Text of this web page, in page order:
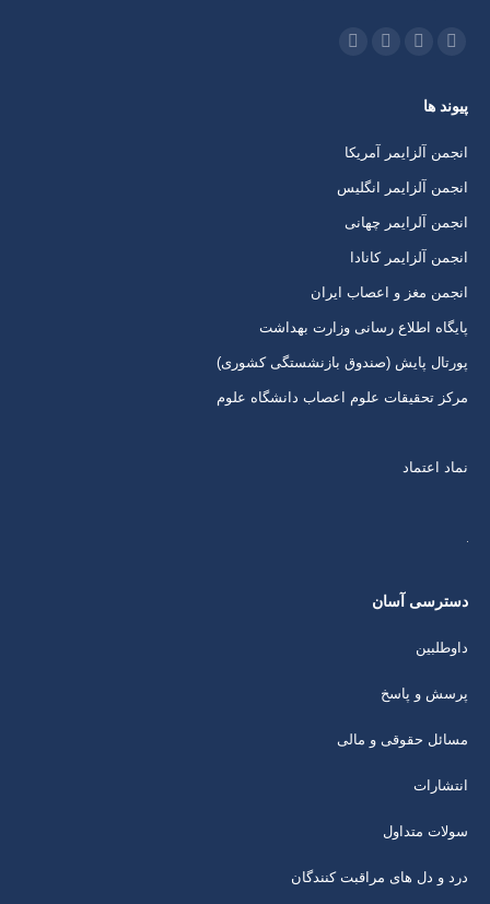
ما را دنبال کنید در:
کردن
پنجره
جدید
پنجره
جدید
پنجره
جدید
پنجره
جدید
پیوند ها
انجمن آلزایمر آمریکا
انجمن آلزایمر انگلیس
انجمن آلرایمر چهانی
انجمن آلزایمر کانادا
انجمن مغز و اعصاب ایران
پایگاه اطلاع رسانی وزارت بهداشت
پورتال پایش (صندوق بازنشستگی کشوری)
مرکز تحقیقات علوم اعصاب دانشگاه علوم
نماد اعتماد
دسترسی آسان
داوطلبین
پرسش و پاسخ
مسائل حقوقی و مالی
انتشارات
سولات متداول
درد و دل های مراقبت کنندگان